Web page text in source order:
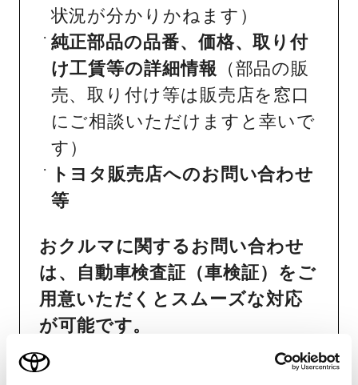
状況が分かりかねます）
純正部品の品番、価格、取り付
け工賃等の詳細情報 （部品の販
売、取り付け等は販売店を窓口
にご相談いただけますと幸いで
す）
トヨタ販売店へのお問い合わせ
等
おクルマに関するお問い合わせ
は、自動車検査証（車検証）をご
用意いただくとスムーズな対応
が可能です。